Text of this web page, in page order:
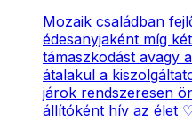
Mozaik családban
édesanyjaként míg
támaszkodást avagy
átalakul a
járok rendszeresen
állítóként hív az élet